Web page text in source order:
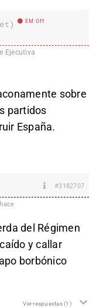
EM Off
Ejecutiva
sobre
partidos
España.
#3182707
del Régimen
y callar
borbónico
Ver respuestas(1)